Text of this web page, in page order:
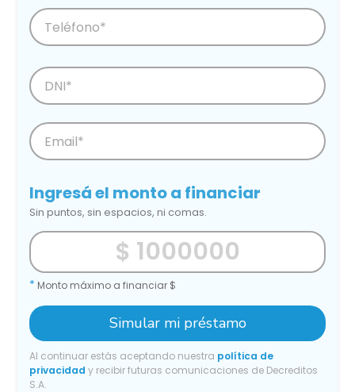
Ingresá el monto a financiar
Sin puntos, sin espacios, ni comas.
* Monto máximo a financiar $
Simular mi préstamo
Al continuar estás aceptando nuestra política de
privacidad y recibir futuras comunicaciones de Decreditos
S.A.